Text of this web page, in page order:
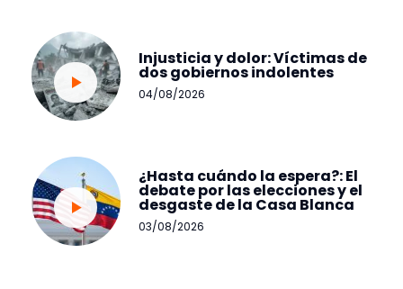
Injusticia y dolor: Víctimas de
dos gobiernos indolentes
04/08/2026
¿Hasta cuándo la espera?: El
debate por las elecciones y el
desgaste de la Casa Blanca
03/08/2026